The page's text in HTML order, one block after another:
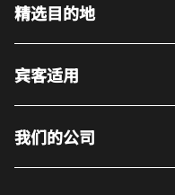
精选目的地
宾客适用
我们的公司